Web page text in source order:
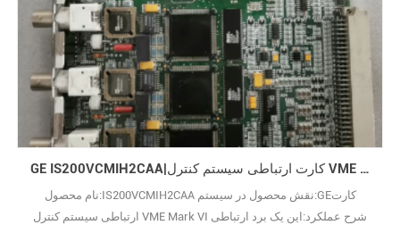
GE IS200VCMIH2CAA|کارت ارتباطی سیستم کنترل VME Mark VI
نام محصول:IS200VCMIH2CAA نقش محصول در سیستم:GEکارت
ارتباطی سیستم کنترل VME Mark VI شرح عملکرد:این یک برد ارتباطی